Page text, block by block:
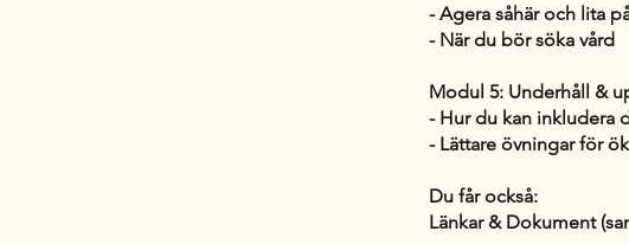
- Agera såhär och lita
- När du bör söka vård
Modul 5: Underhåll &
- Hur du kan inkludera
- Lättare övningar för
Du får också:
Länkar & Dokument